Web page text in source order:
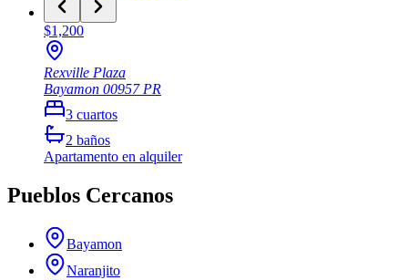
$1,200
Rexville Plaza
Bayamon 00957PR
3 cuartos
2 baños
Apartamento en alquiler
Pueblos Cercanos
Bayamon
Naranjito